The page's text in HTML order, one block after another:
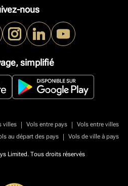
nous
simplifié
villes | Vols entre pays |
Vols entre villes
au départ des pays | Vols de ville à pays
Limited. Tous droits réservés